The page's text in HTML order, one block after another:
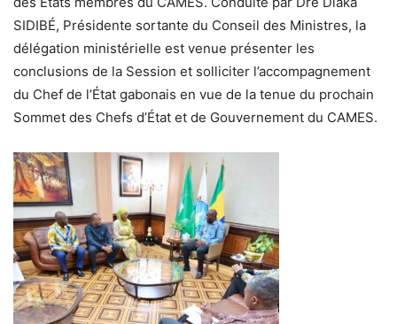
SIDIBÉ, Présidente sortante du Conseil des Ministres, la
délégation ministérielle est venue présenter les
conclusions de la Session et solliciter l’accompagnement
du Chef de l’État gabonais en vue de la tenue du prochain
Sommet des Chefs d’État et de Gouvernement du CAMES.